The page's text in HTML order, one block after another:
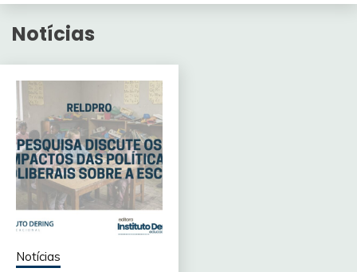
Notícias
Notícias